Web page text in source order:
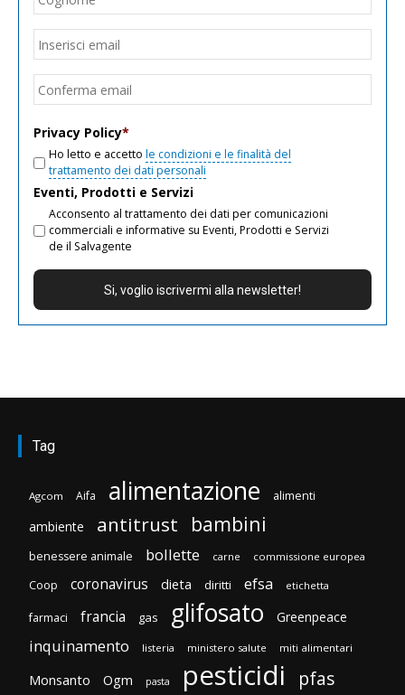
Email
Privacy Policy*
Ho letto e accetto le condizioni e le finalità del
trattamento dei dati personali
Eventi, Prodotti e Servizi
Acconsento al trattamento dei dati per comunicazioni
commerciali e informative su Eventi, Prodotti e Servizi
de il Salvagente
Tag
Agcom Aifa alimentazione alimenti
ambiente antitrust bambini
benessere animale bollette carne commissione europea
Coop coronavirus dieta diritti efsa etichetta
farmaci francia gas glifosato Greenpeace
inquinamento listeria ministero salute miti alimentari
Monsanto Ogm pasta pesticidi pfas